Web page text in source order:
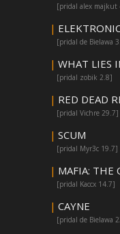
[pridal alex majkut
|
[pridal de Bielawa
| WHAT LIES
[pridal zobik 2.8]
| RED DEAD
[pridal Vichre 29.7]
| SCUM
[pridal Myr3c 19.7]
| MAFIA: THE
[pridal Kaccx 14.7]
| CAYNE
[pridal de Bielawa